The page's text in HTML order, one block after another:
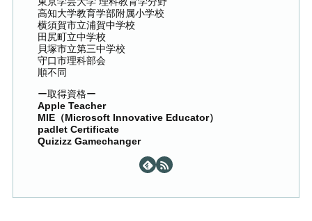
高知大学教育学部附属小学校
横須賀市立浦賀中学校
田尻町立中学校
貝塚市立第三中学校
守口市理科部会
順不同
ー取得資格ー
Apple Teacher
MIE（Microsoft Innovative Educator）
padlet Certificate
Quizizz Gamechanger